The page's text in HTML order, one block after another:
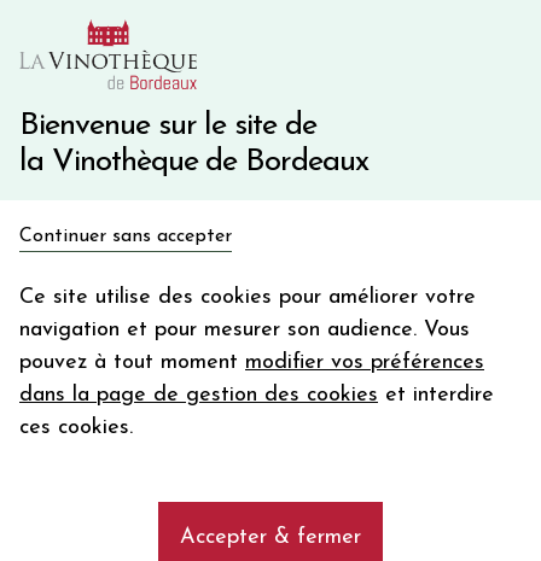
Bienvenue sur le site de
la Vinothèque de Bordeaux
Continuer sans accepter
Ce site utilise des cookies pour améliorer votre
navigation et pour mesurer son audience. Vous
pouvez à tout moment modifier vos préférences
dans la page de gestion des cookies et interdire
ces cookies.
Accepter & fermer
10€ de remise immédiate sur votre première commande
Une question ?
en bon d'achat
Votre
email
En m’abonnant, j’accepte de recevoir la newsletter de la